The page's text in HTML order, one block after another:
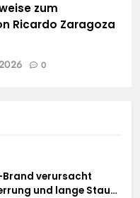
zum
Ricardo Zaragoza
0
Brand verursacht
und lange Staus